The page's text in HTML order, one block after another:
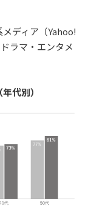
ディア（Yahoo!
ラマ・エンタメ
代別）